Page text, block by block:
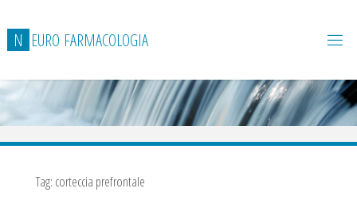
contenuto
N EURO FARMACOLOGIA
Tag: corteccia prefrontale